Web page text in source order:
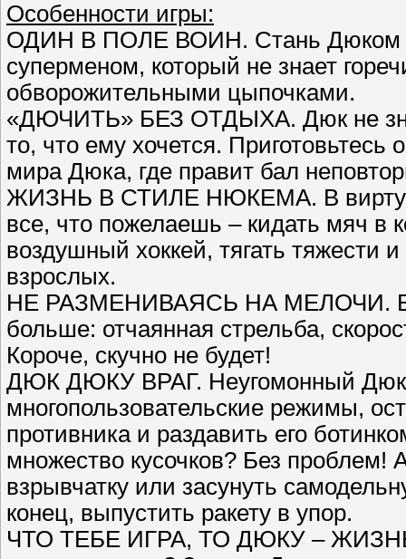
Особенности игры:
ОДИН В ПОЛЕ ВОИН. Стань Дюком
суперменом, который не знает
обворожительными цыпочками.
«ДЮЧИТЬ» БЕЗ ОТДЫХА. Дюк не
то, что ему хочется. Приготовьтесь
мира Дюка, где правит бал
ЖИЗНЬ В СТИЛЕ НЮКЕМА. В
все, что пожелаешь – кидать мяч в
воздушный хоккей, тягать тяжести
взрослых.
НЕ РАЗМЕНИВАЯСЬ НА МЕЛОЧИ. В
больше: отчаянная стрельба,
Короче, скучно не будет!
ДЮК ДЮКУ ВРАГ. Неугомонный Дюк
многопользовательские режимы,
противника и раздавить его
множество кусочков? Без
взрывчатку или засунуть
конец, выпустить ракету в упор.
ЧТО ТЕБЕ ИГРА, ТО ДЮКУ – ЖИЗНЬ.